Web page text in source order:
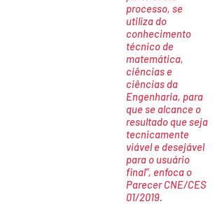
processo, se
utiliza do
conhecimento
técnico de
matemática,
ciências e
ciências da
Engenharia, para
que se alcance o
resultado que seja
tecnicamente
viável e desejável
para o usuário
final”, enfoca o
Parecer CNE/CES
01/2019.